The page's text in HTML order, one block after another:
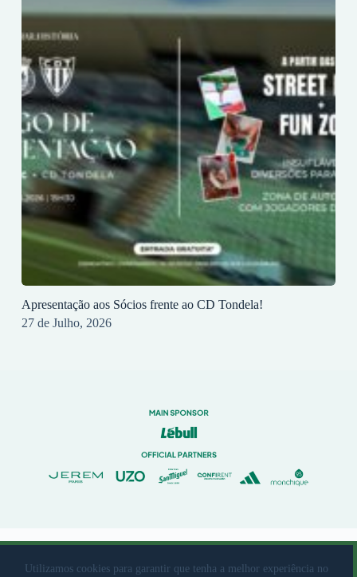
Utilizamos cookies para garantir que tenha a melhor experiência no
Apresentação aos Sócios frente ao CD Tondela!
27 de Julho, 2026
© 2023 Rio Ave Futebol Clube Desenvolvido porbrandit